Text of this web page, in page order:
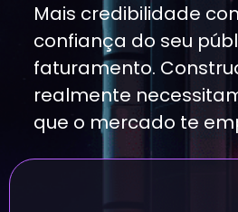
Mais credibilidade
confiança do seu
faturamento.
realmente
que o mercado te